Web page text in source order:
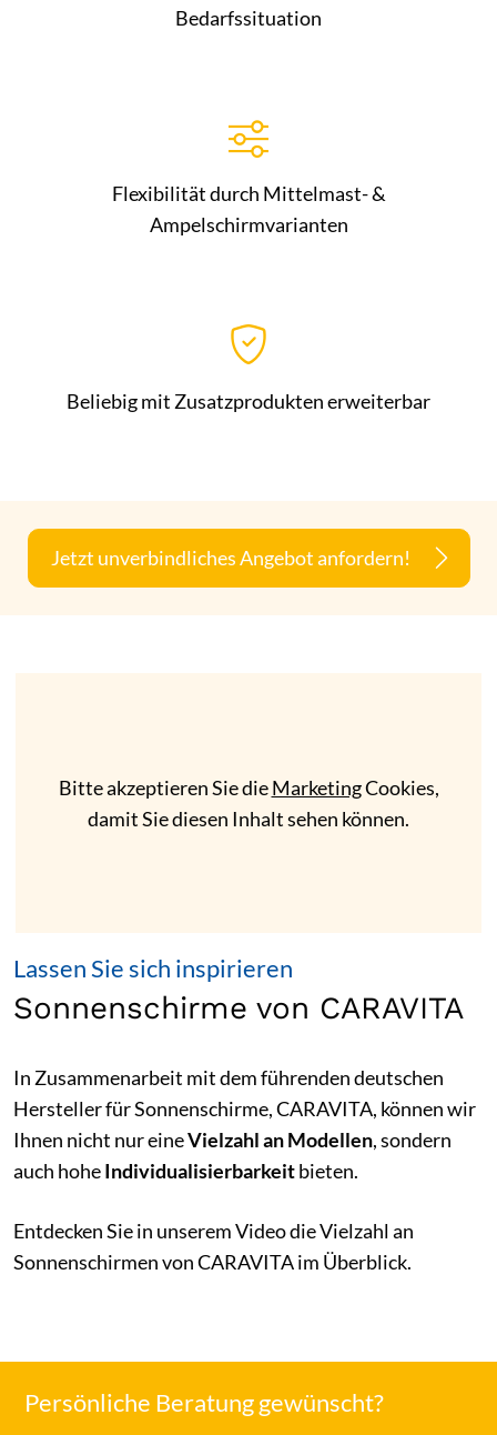
Bedarfssituation
Flexibilität durch Mittelmast- &
Ampelschirmvarianten
Beliebig mit Zusatzprodukten erweiterbar
Jetzt unverbindliches Angebot anfordern!
Bitte akzeptieren Sie dieMarketingCookies,
damit Sie diesen Inhalt sehen können.
Lassen Sie sich inspirieren
Sonnenschirme von CARAVITA
In Zusammenarbeit mit dem führenden deutschen
Hersteller für Sonnenschirme, CARAVITA, können wir
Ihnen nicht nur eineVielzahl an Modellen, sondern
auch hoheIndividualisierbarkeitbieten.
Entdecken Sie in unserem Video die Vielzahl an
Sonnenschirmen von CARAVITA im Überblick.
Persönliche Beratung gewünscht?